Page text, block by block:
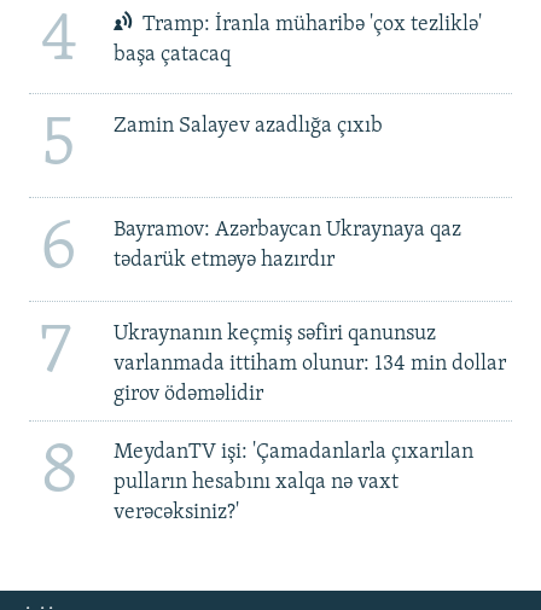
4
Tramp: İranla müharibə 'çox tezliklə'
başa çatacaq
5 Zamin Salayev azadlığa çıxıb
6
Bayramov: Azərbaycan Ukraynaya qaz
tədarük etməyə hazırdır
7
Ukraynanın keçmiş səfiri qanunsuz
varlanmada ittiham olunur: 134 min dollar
girov ödəməlidir
8
MeydanTV işi: 'Çamadanlarla çıxarılan
pulların hesabını xalqa nə vaxt
verəcəksiniz?'